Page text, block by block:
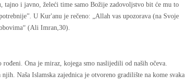
i javno, želeći time samo Božije zadovoljstvo bit će mu to
U Kur'anu je rečeno: „Allah vas upozorava (na Svoje
(Ali Imran,30).
Ona je miraz, kojega smo naslijedili od naših očeva.
Naša Islamska zajednica je otvoreno gradilište na kome svaka